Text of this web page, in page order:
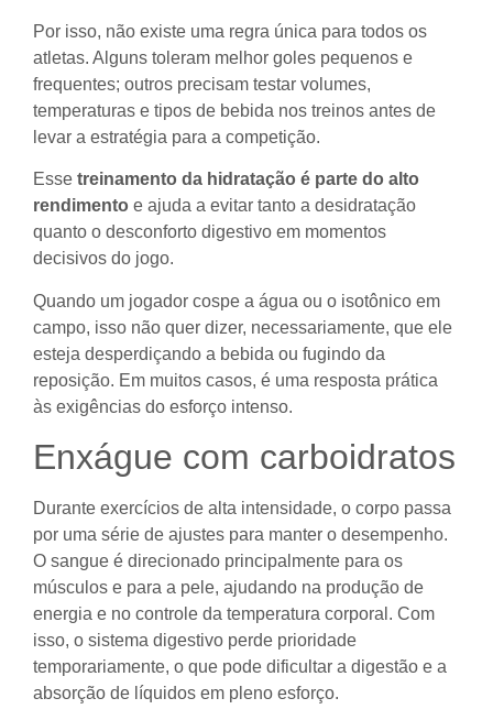
Por isso, não existe uma regra única para todos os
atletas. Alguns toleram melhor goles pequenos e
frequentes; outros precisam testar volumes,
temperaturas e tipos de bebida nos treinos antes de
levar a estratégia para a competição.
Esse treinamento da hidratação é parte do alto
rendimento e ajuda a evitar tanto a desidratação
quanto o desconforto digestivo em momentos
decisivos do jogo.
Quando um jogador cospe a água ou o isotônico em
campo, isso não quer dizer, necessariamente, que ele
esteja desperdiçando a bebida ou fugindo da
reposição. Em muitos casos, é uma resposta prática
às exigências do esforço intenso.
Enxágue com carboidratos
Durante exercícios de alta intensidade, o corpo passa
por uma série de ajustes para manter o desempenho.
O sangue é direcionado principalmente para os
músculos e para a pele, ajudando na produção de
energia e no controle da temperatura corporal. Com
isso, o sistema digestivo perde prioridade
temporariamente, o que pode dificultar a digestão e a
absorção de líquidos em pleno esforço.